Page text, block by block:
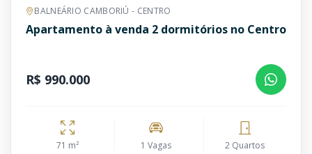
BALNEÁRIO CAMBORIÚ - CENTRO
Apartamento à venda 2 dormitórios no Centro
R$ 990.000
71 m² 1 Vagas 2 Quartos